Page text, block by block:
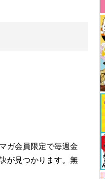
に勤務する傍ら、キ
とライターを兼業。
ガ会員限定で毎週金
が見つかります。無